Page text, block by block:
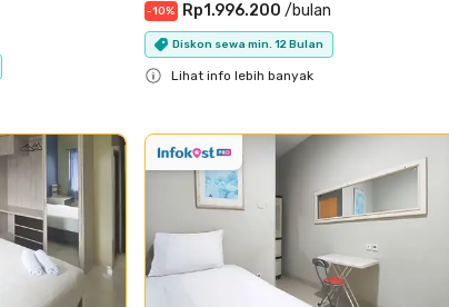
-10% Rp1.996.200 /bulan
Diskon sewa min. 12 Bulan
Lihat info lebih banyak